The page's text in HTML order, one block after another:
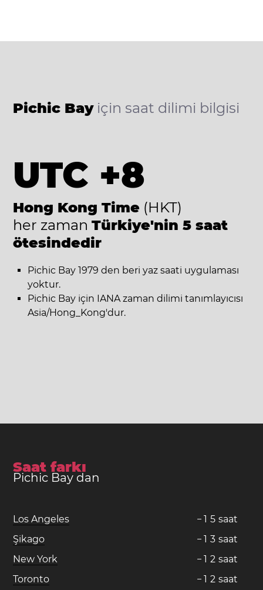
Pichic Bayiçin saat dilimi bilgisi
UTC +8
Hong Kong Time (HKT)
her zaman Türkiye'nin 5 saat
ötesindedir
Pichic Bay 1979 den beri yaz saati uygulaması
yoktur.
Pichic Bay için IANA zaman dilimi tanımlayıcısı
Asia/Hong_Kong'dur.
Saat farkı
Pichic Bay dan
Los Angeles − 1 5 saat
Şikago
− 1 3 saat
New York
− 1 2 saat
Toronto
− 1 2 saat